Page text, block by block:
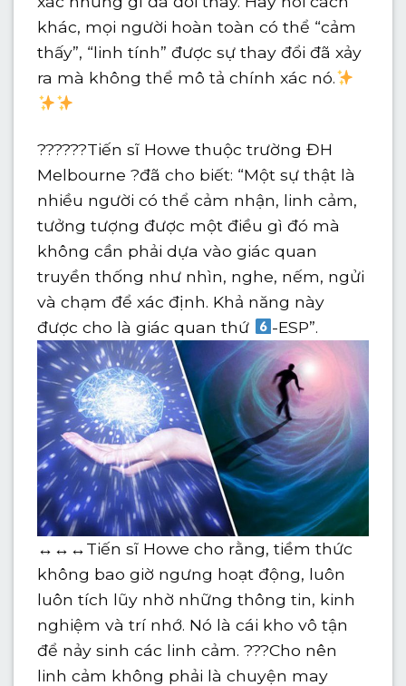
khác, mọi người hoàn toàn có thể “cảm
thấy”, “linh tính” được sự thay đổi đã xảy
ra mà không thể mô tả chính xác nó.
??????Tiến sĩ Howe thuộc trường ĐH
Melbourne ?đã cho biết: “Một sự thật là
nhiều người có thể cảm nhận, linh cảm,
tưởng tượng được một điều gì đó mà
không cần phải dựa vào giác quan
truyền thống như nhìn, nghe, nếm, ngửi
và chạm để xác định. Khả năng này
được cho là giác quan thứ
-ESP”.
↔️↔️↔️Tiến sĩ Howe cho rằng, tiềm thức
không bao giờ ngưng hoạt động, luôn
luôn tích lũy nhờ những thông tin, kinh
nghiệm và trí nhớ. Nó là cái kho vô tận
để nảy sinh các linh cảm. ???Cho nên
linh cảm không phải là chuyện may